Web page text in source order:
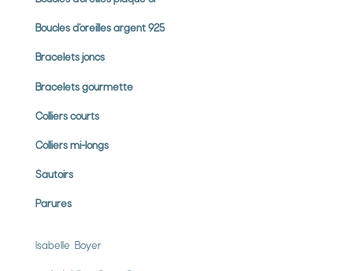
Boucles d’oreilles argent 925
Bracelets joncs
Bracelets gourmette
Colliers courts
Colliers mi-longs
Sautoirs
Parures
Isabelle Boyer